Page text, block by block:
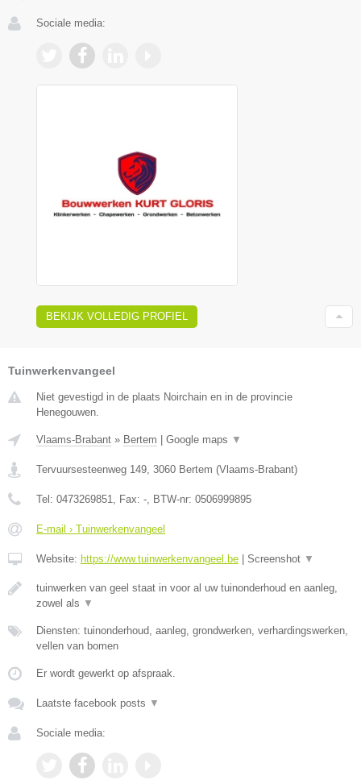
Sociale media:
BEKIJK VOLLEDIG PROFIEL
Tuinwerkenvangeel
Niet gevestigd in de plaats Noirchain en in de provincie
Henegouwen.
Vlaams-Brabant » Bertem Google maps ▼
Tervuursesteenweg 149 3060 Bertem (Vlaams-Brabant)
Tel: 0473269851 , Fax: - , BTW-nr: 0506999895
E-mail › Tuinwerkenvangeel
Website: https://www.tuinwerkenvangeel.be Screenshot ▼
tuinwerken van geel staat in voor al uw tuinonderhoud en aanleg,
zowel als ▼
Diensten: tuinonderhoud, aanleg, grondwerken, verhardingswerken,
vellen van bomen
Er wordt gewerkt op afspraak.
Laatste facebook posts ▼
Sociale media: